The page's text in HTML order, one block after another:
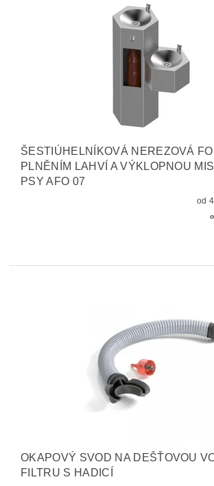
ŠESTIÚHELNÍKOVÁ NEREZOVÁ
PLNĚNÍM LAHVÍ A VÝKLOPNOU
PSY AFO 07
OKAPOVÝ SVOD NA DEŠŤOVOU
FILTRU S HADICÍ